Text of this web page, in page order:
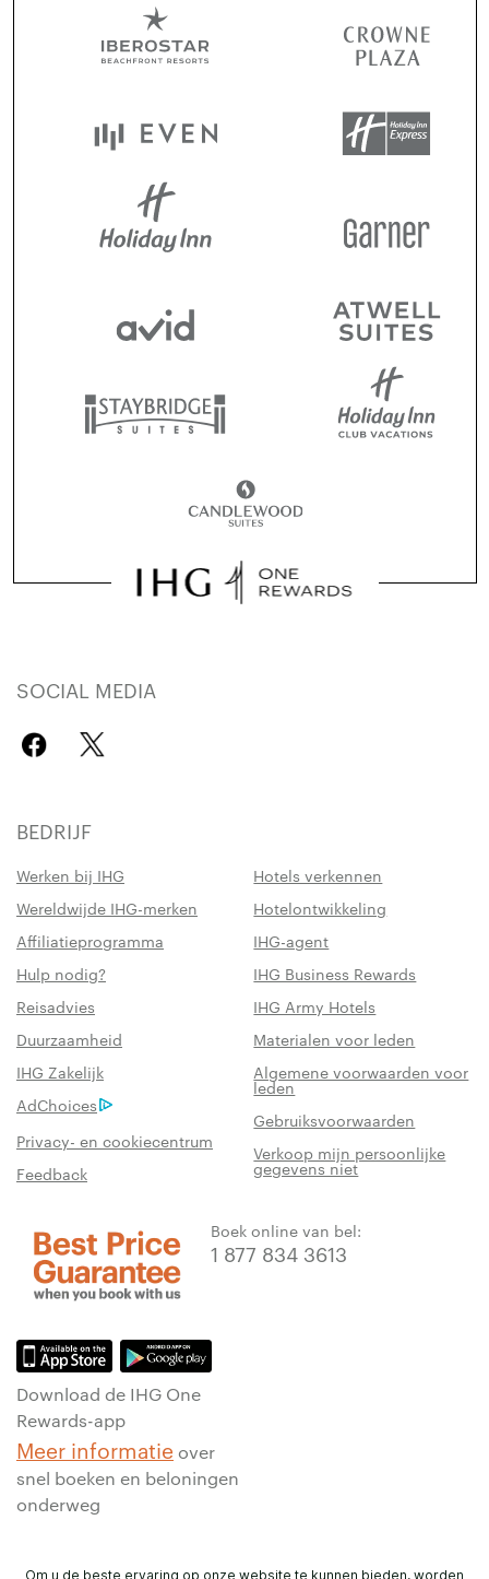
SOCIAL MEDIA
BEDRIJF
Werken bij IHG
Hotels verkennen
Wereldwijde IHG-merken
Hotelontwikkeling
Affiliatieprogramma
IHG-agent
Hulp nodig?
IHG Business Rewards
Reisadvies
IHG Army Hotels
Duurzaamheid
Materialen voor leden
IHG Zakelijk
Algemene voorwaarden voor
leden
AdChoices
Gebruiksvoorwaarden
Privacy- en cookiecentrum
Verkoop mijn persoonlijke
gegevens niet
Feedback
Boek online van bel:
1 877 834 3613
Download de IHG One
Rewards-app
Meer informatie over
snel boeken en beloningen
onderweg
Om u de beste ervaring op onze website te kunnen bieden, worden